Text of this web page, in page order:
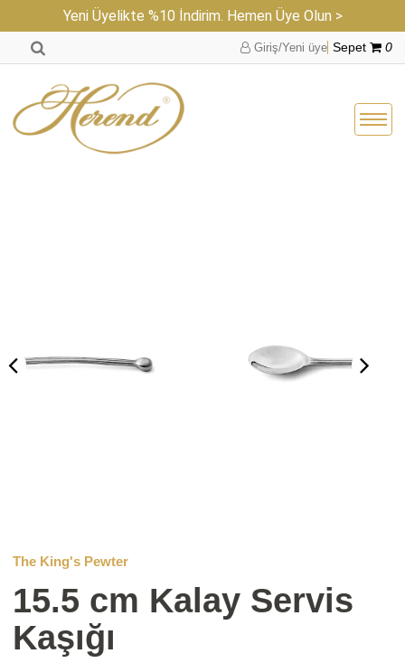
Yeni Üyelikte %10 İndirim. Hemen Üye Olun >
Giriş/Yeni üye Sepet 0
The King's Pewter
15.5 cm Kalay Servis
Kaşığı